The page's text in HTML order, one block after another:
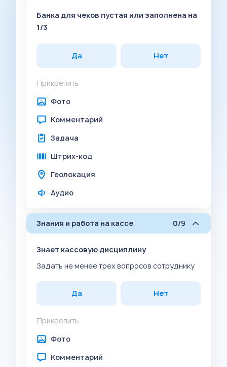
Банка для чеков пустая или заполнена на
1/3
Да Нет
Прикрепить
Фото
Комментарий
Задача
Штрих-код
Геолокация
Аудио
Знания и работа на кассе 0/9
Знает кассовую дисциплину
Задать не менее трех вопросов сотруднику
Да Нет
Прикрепить
Фото
Комментарий